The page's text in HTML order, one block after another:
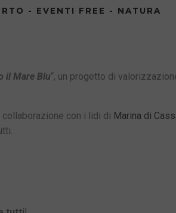
- EVENTI FREE - NATURA
il Mare Blu“, un progetto di
collaborazione con i lidi di Marina di